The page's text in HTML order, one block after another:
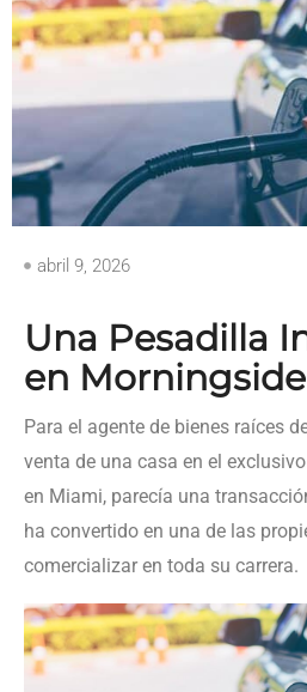
abril 9, 2026
Una Pesadilla
en Morningside
Para el agente de bienes raíces
venta de una casa en el
en Miami, parecía una
ha convertido en una de las
comercializar en toda su carrera.